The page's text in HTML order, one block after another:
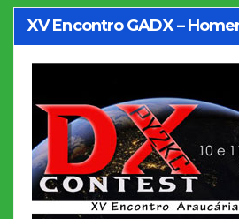
XV Encontro GADX –